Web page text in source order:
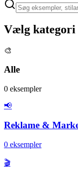
Vælg kategori
🎨
Alle
0 eksempler
📢
Reklame &
0 eksempler
🎬